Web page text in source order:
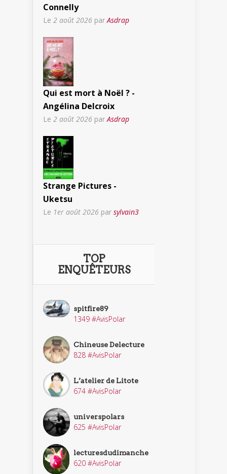
Connelly
Le 2 août 2026 parAsdrap
Qui est mort à Noël ? -
Angélina Delcroix
Le 2 août 2026 par Asdrap
Strange Pictures -
Uketsu
Le 1er août 2026 par sylvain3
TOP
ENQUÊTEURS
spitfire89
1349 #AvisPolar
Chineuse Delecture
828 #AvisPolar
L’atelier de Litote
674 #AvisPolar
universpolars
625 #AvisPolar
lecturesdudimanche
620 #AvisPolar